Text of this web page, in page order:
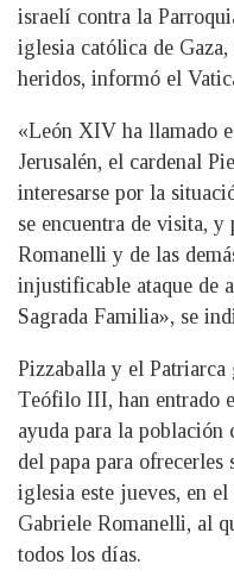
israelí contra la
iglesia católica de
heridos, informó el
«León XIV ha llamado
Jerusalén, el cardenal
interesarse por la
se encuentra de visita, y
Romanelli y de las
injustificable ataque de
Sagrada Familia», se
Pizzaballa y el Patriarca
Teófilo III, han entrado
ayuda para la
del papa para
iglesia este jueves, en
Gabriele Romanelli, al
todos los días.